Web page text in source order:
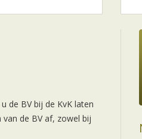
de BV bij de KvK laten
van de BV af, zowel bij